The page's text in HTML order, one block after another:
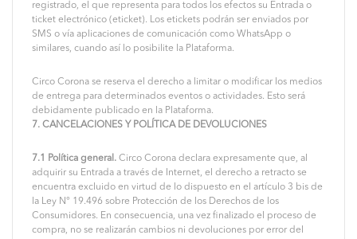
registrado, el que representa para todos los efectos su Entrada o
ticket electrónico (eticket). Los etickets podrán ser enviados por
SMS o vía aplicaciones de comunicación como WhatsApp o
similares, cuando así lo posibilite la Plataforma.
Circo Corona se reserva el derecho a limitar o modificar los medios
de entrega para determinados eventos o actividades. Esto será
debidamente publicado en la Plataforma.
7. CANCELACIONES Y POLÍTICA DE DEVOLUCIONES
7.1 Política general. Circo Corona declara expresamente que, al
adquirir su Entrada a través de Internet, el derecho a retracto se
encuentra excluido en virtud de lo dispuesto en el artículo 3 bis de
la Ley N° 19.496 sobre Protección de los Derechos de los
Consumidores. En consecuencia, una vez finalizado el proceso de
compra, no se realizarán cambios ni devoluciones por error del